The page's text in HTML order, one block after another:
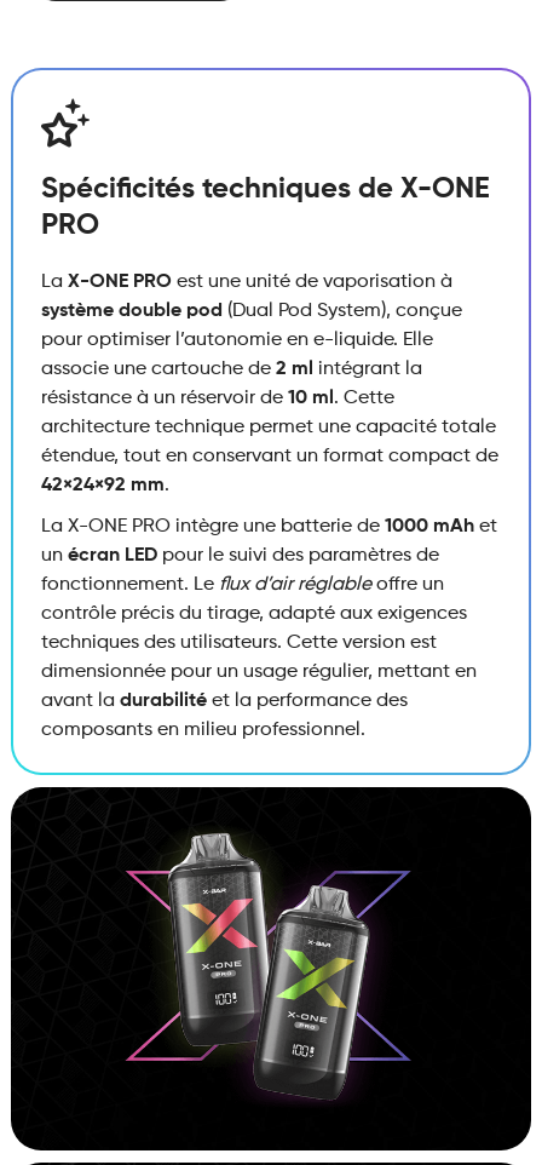
Kiwi
Passion
Goyave
Spécificités techniques de X-ONE
PRO
La X-ONE PROest une unité de vaporisation à
système double pod (Dual Pod System), conçue
pour optimiser l’autonomie en e-liquide. Elle
associe une cartouche de 2 ml
intégrant la
résistance à un réservoir de 10 ml . Cette
architecture technique permet une capacité totale
étendue, tout en conservant un format compact de
42×24×92 mm.
La X-ONE PRO intègre une batterie de 1000 mAhet
un écran LEDpour le suivi des paramètres de
fonctionnement. Le flux d’air réglableoffre un
contrôle précis du tirage, adapté aux exigences
techniques des utilisateurs. Cette version est
dimensionnée pour un usage régulier, mettant en
avant la durabilitéet la performance des
composants en milieu professionnel.